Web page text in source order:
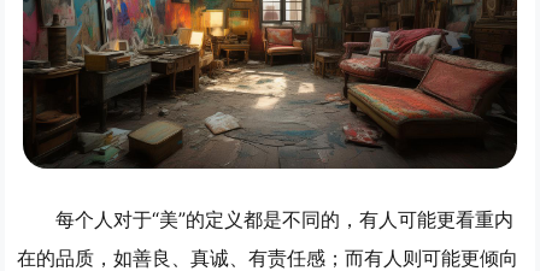
每个人对于“美”的定义都是不同的，有人可能更看重内
在的品质，如善良、真诚、有责任感；而有人则可能更倾向